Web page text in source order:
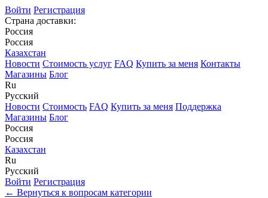
Войти Регистрация
Страна доставки:
Россия
Россия
Казахстан
Новости Стоимость услуг FAQ Купить за меня Контакты
Магазины Блог
Ru
Русский
Новости Стоимость FAQ Купить за меня Поддержка
Магазины Блог
Россия
Россия
Казахстан
Ru
Русский
Войти Регистрация
← Вернуться к вопросам категории